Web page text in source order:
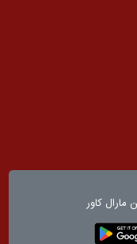
مارال کاور